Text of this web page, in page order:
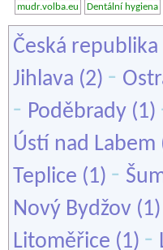
mudr.volba.eu Dentální hygiena
Česká republika
Jihlava (2) -
- Poděbrady (1)
Ústí nad Labem
Teplice (1) -
Nový Bydžov (1)
Litoměřice (1) -